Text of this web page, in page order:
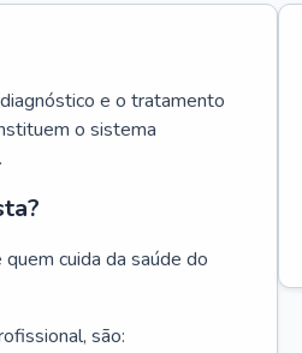
e o tratamento
o sistema
cuida da saúde do
são: